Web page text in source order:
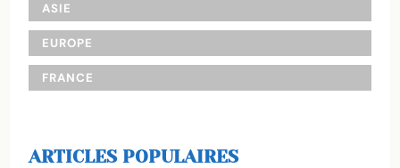
ASIE
EUROPE
FRANCE
ARTICLES POPULAIRES